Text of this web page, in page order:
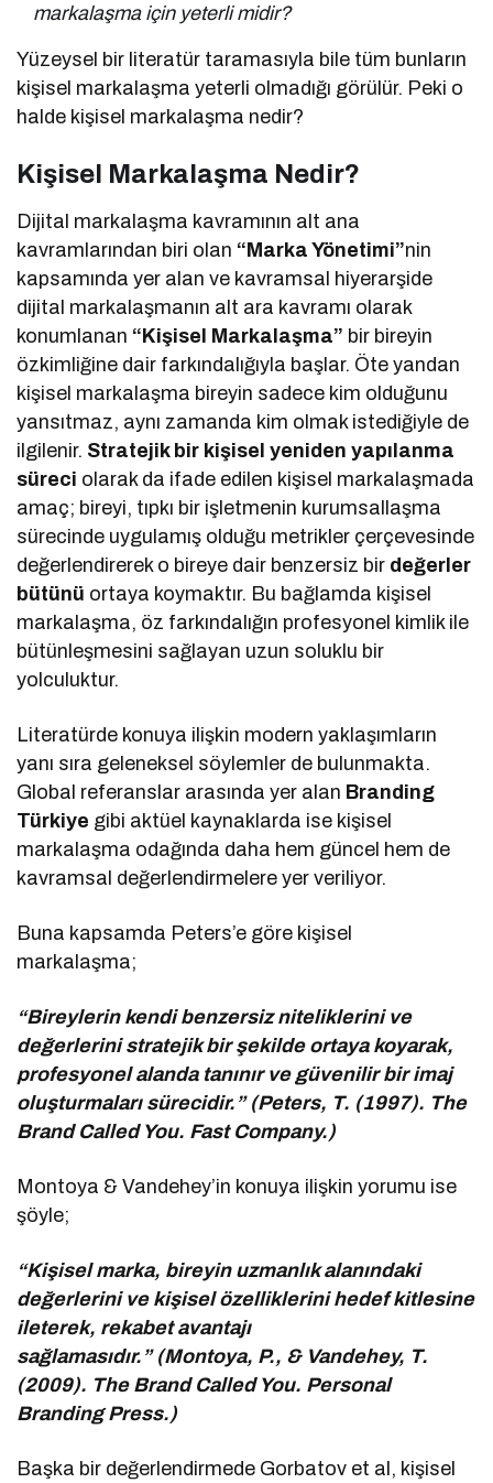
markalaşma için yeterli midir?
Yüzeysel bir literatür taramasıyla bile tüm bunların
kişisel markalaşma yeterli olmadığı görülür. Peki o
halde kişisel markalaşma nedir?
Kişisel Markalaşma Nedir?
Dijital markalaşma kavramının alt ana
kavramlarından biri olan “Marka Yönetimi”nin
kapsamında yer alan ve kavramsal hiyerarşide
dijital markalaşmanın alt ara kavramı olarak
konumlanan “Kişisel Markalaşma” bir bireyin
özkimliğine dair farkındalığıyla başlar. Öte yandan
kişisel markalaşma bireyin sadece kim olduğunu
yansıtmaz, aynı zamanda kim olmak istediğiyle de
ilgilenir. Stratejik bir kişisel yeniden yapılanma
süreci olarak da ifade edilen kişisel markalaşmada
amaç; bireyi, tıpkı bir işletmenin kurumsallaşma
sürecinde uygulamış olduğu metrikler çerçevesinde
değerlendirerek o bireye dair benzersiz bir değerler
bütünü ortaya koymaktır. Bu bağlamda kişisel
markalaşma, öz farkındalığın profesyonel kimlik ile
bütünleşmesini sağlayan uzun soluklu bir
yolculuktur.
Literatürde konuya ilişkin modern yaklaşımların
yanı sıra geleneksel söylemler de bulunmakta.
Global referanslar arasında yer alan Branding
Türkiye gibi aktüel kaynaklarda ise kişisel
markalaşma odağında daha hem güncel hem de
kavramsal değerlendirmelere yer veriliyor.
Buna kapsamda Peters’e göre kişisel
markalaşma;
“Bireylerin kendi benzersiz niteliklerini ve
değerlerini stratejik bir şekilde ortaya koyarak,
profesyonel alanda tanınır ve güvenilir bir imaj
oluşturmaları sürecidir.” (Peters, T. (1997). The
Brand Called You. Fast Company.)
Montoya & Vandehey’in konuya ilişkin yorumu ise
şöyle;
“Kişisel marka, bireyin uzmanlık alanındaki
değerlerini ve kişisel özelliklerini hedef kitlesine
ileterek, rekabet avantajı
sağlamasıdır.” (Montoya, P., & Vandehey, T.
(2009). The Brand Called You. Personal
Branding Press.)
Başka bir değerlendirmede Gorbatov et al, kişisel